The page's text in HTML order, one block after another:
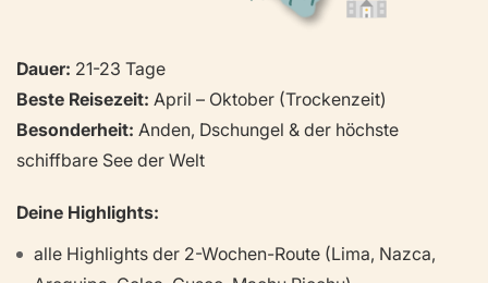
Dauer: 21-23 Tage
Beste Reisezeit: April – Oktober (Trockenzeit)
Besonderheit: Anden, Dschungel & der höchste
schiffbare See der Welt
Deine Highlights:
alle Highlights der 2-Wochen-Route (Lima, Nazca,